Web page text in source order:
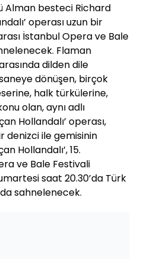
Alman besteci Richard
operası uzun bir
İstanbul Opera ve Bale
Flaman
dilden dile
dönüşen, birçok
halk türkülerine,
olan, aynı adlı
Hollandalı’ operası,
denizci ile gemisinin
Hollandalı’, 15.
ve Bale Festivali
saat 20.30’da Türk
sahnelenecek.